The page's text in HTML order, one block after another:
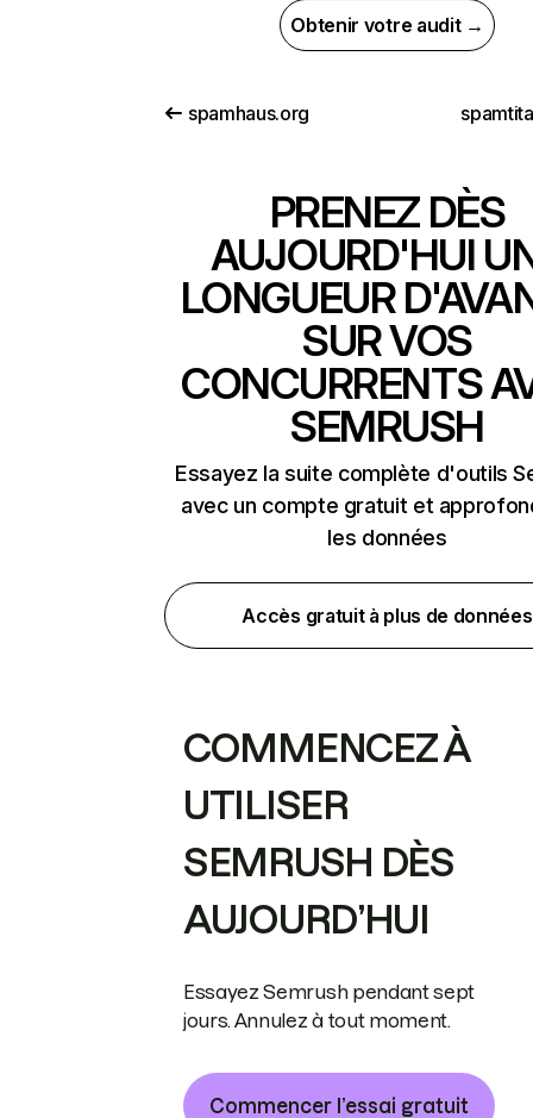
Obtenir votre audit →
spamhaus.org
PRENEZ DÈS
AUJOURD'HUI
LONGUEUR
SUR VOS
CONCURRENTS
SEMRUSH
Essayez la suite complète d'outils
avec un compte gratuit et
les données
Accès gratuit à plus de données
COMMENCEZ À
UTILISER
SEMRUSH DÈS
AUJOURD’HUI
Essayez Semrush pendant sept
jours. Annulez à tout moment.
Commencer l’essai gratuit